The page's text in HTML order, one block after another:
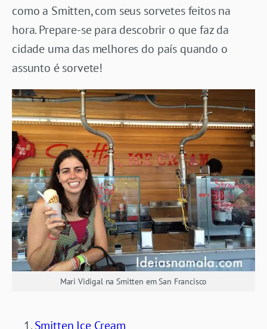
como a Smitten, com seus sorvetes feitos na
hora. Prepare-se para descobrir o que faz da
cidade uma das melhores do país quando o
assunto é sorvete!
Mari Vidigal na Smitten em San Francisco
Smitten Ice Cream